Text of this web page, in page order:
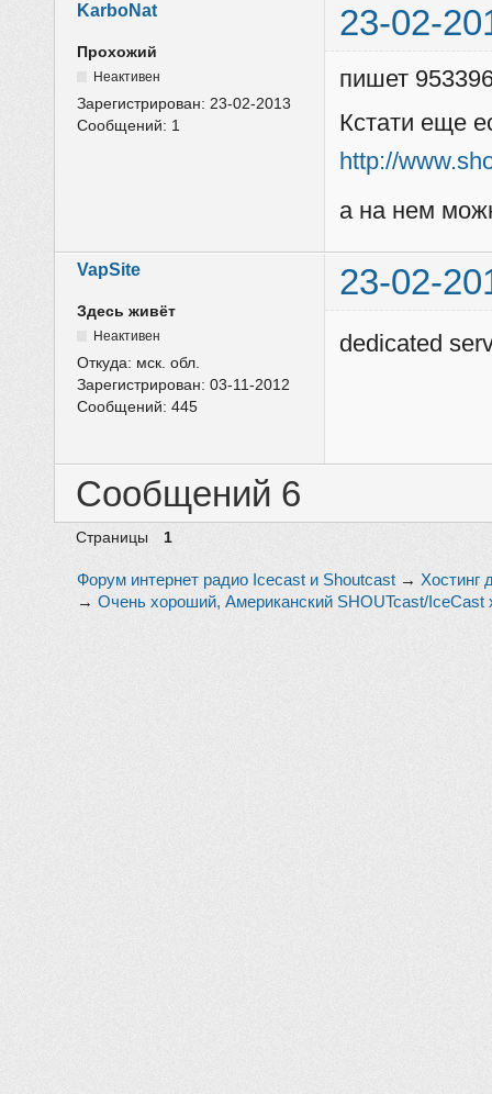
KarboNat 23-02-
Прохожий
Неактивен
Зарегистрирован:23-02-2013
Сообщений: 1
пишет
Кстати еще
http://
а на нем
VapSite 23-02-
Здесь живёт
Неактивен
Откуда: мск. обл.
Зарегистрирован:03-11-2012
Сообщений:445
dedicated
Сообщений 6
Страницы 1
Форум интернет радио Icecast и Shoutcast → Хостинг
→ Очень хороший, Американский SHOUTcast/IceCast